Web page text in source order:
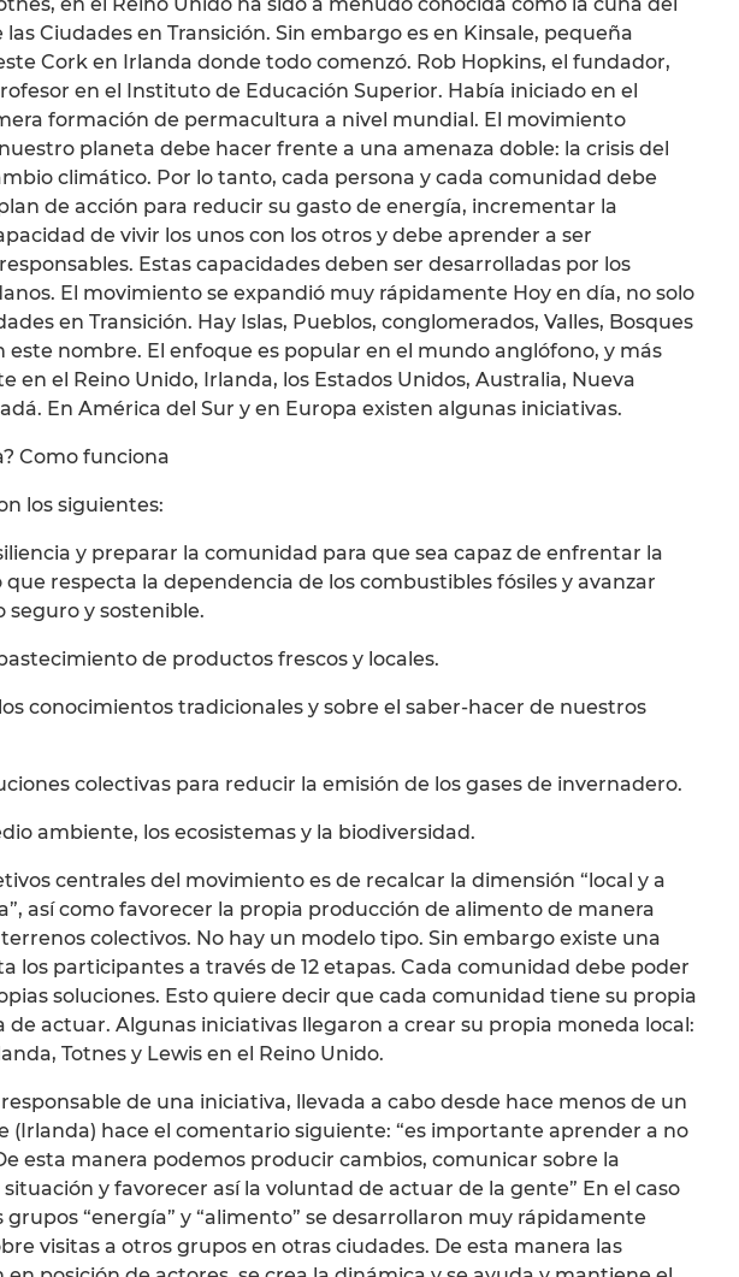
Ciudades en Transición. Sin embargo es en Kinsale, pequeña
Cork en Irlanda donde todo comenzó. Rob Hopkins, el fundador,
en el Instituto de Educación Superior. Había iniciado en el
formación de permacultura a nivel mundial. El movimiento
planeta debe hacer frente a una amenaza doble: la crisis del
climático. Por lo tanto, cada persona y cada comunidad debe
de acción para reducir su gasto de energía, incrementar la
de vivir los unos con los otros y debe aprender a ser
Estas capacidades deben ser desarrolladas por los
El movimiento se expandió muy rápidamente Hoy en día, no solo
en Transición. Hay Islas, Pueblos, conglomerados, Valles, Bosques
este nombre. El enfoque es popular en el mundo anglófono, y más
en el Reino Unido, Irlanda, los Estados Unidos, Australia, Nueva
En América del Sur y en Europa existen algunas iniciativas.
Como funciona
los siguientes:
y preparar la comunidad para que sea capaz de enfrentar la
que respecta la dependencia de los combustibles fósiles y avanzar
seguro y sostenible.
de productos frescos y locales.
conocimientos tradicionales y sobre el saber-hacer de nuestros
colectivas para reducir la emisión de los gases de invernadero.
ambiente, los ecosistemas y la biodiversidad.
centrales del movimiento es de recalcar la dimensión “local y a
así como favorecer la propia producción de alimento de manera
colectivos. No hay un modelo tipo. Sin embargo existe una
los participantes a través de 12 etapas. Cada comunidad debe poder
soluciones. Esto quiere decir que cada comunidad tiene su propia
de actuar. Algunas iniciativas llegaron a crear su propia moneda local:
Totnes y Lewis en el Reino Unido.
responsable de una iniciativa, llevada a cabo desde hace menos de un
(Irlanda) hace el comentario siguiente: “es importante aprender a no
esta manera podemos producir cambios, comunicar sobre la
y favorecer así la voluntad de actuar de la gente” En el caso
grupos “energía” y “alimento” se desarrollaron muy rápidamente
visitas a otros grupos en otras ciudades. De esta manera las